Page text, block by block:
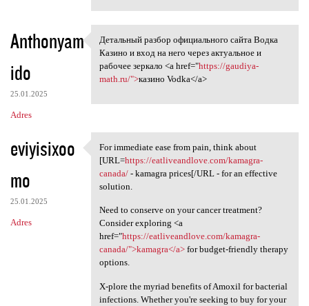
Anthonyam
ido
25.01.2025
Adres
Детальный разбор официального
Детальный разбор официального сайта Водка
Казино и вход на него через актуальное и
рабочее зеркало <a href="https://gaudiya-
math.ru/">казино Vodka</a>
eviyisixoo
mo
25.01.2025
Adres
For immediate ease from pain,
For immediate ease from pain, think about
[URL=https://eatliveandlove.com/kamagra-
canada/- kamagra prices[/URL - for an effective
solution.
Need to conserve on your cancer treatment?
Consider exploring <a
href="https://eatliveandlove.com/kamagra-
canada/">kamagra</a>for budget-friendly therapy
options.
X-plore the myriad benefits of Amoxil for bacterial
infections. Whether you're seeking to buy for your